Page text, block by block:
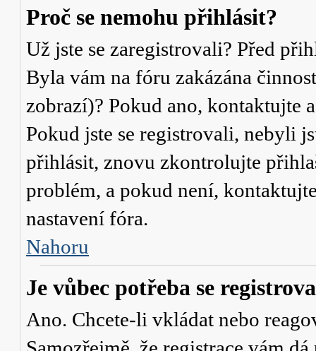
Proč se nemohu přihlásit?
Už jste se zaregistrovali? Před
Byla vám na fóru zakázána
zobrazí)? Pokud ano, kontaktujte
Pokud jste se registrovali, nebyli
přihlásit, znovu zkontrolujte
problém, a pokud není,
nastavení fóra.
Nahoru
Je vůbec potřeba se
Ano. Chcete-li vkládat nebo